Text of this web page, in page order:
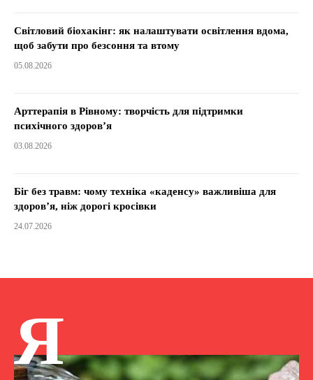
Світловий біохакінг: як налаштувати освітлення вдома,
щоб забути про безсоння та втому
05.08.2026
Арттерапія в Рівному: творчість для підтримки
психічного здоров’я
03.08.2026
Біг без травм: чому техніка «каденсу» важливіша для
здоров’я, ніж дорогі кросівки
24.07.2026
Я